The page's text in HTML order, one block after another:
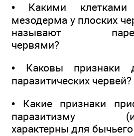
• Какими клетками
мезодерма у плоских
называют
червями?
• Каковы признаки
паразитических червей?
• Какие признаки
паразитизму
характерны для